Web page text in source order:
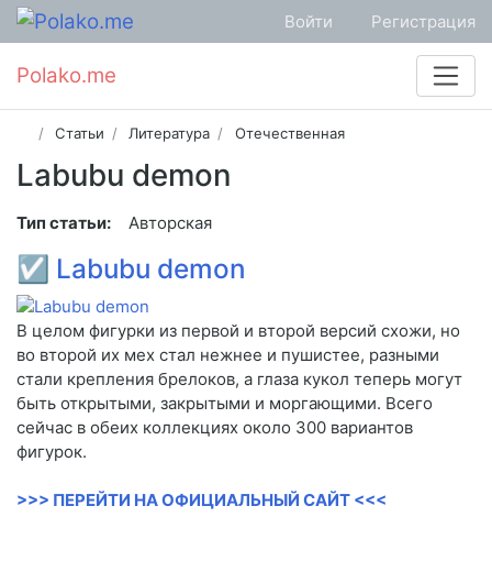
Войти Регистрация
Polako.me
Статьи Литература Отечественная
Labubu demon
Тип статьи: Авторская
☑ Labubu demon
В целом фигурки из первой и второй версий схожи, но
во второй их мех стал нежнее и пушистее, разными
стали крепления брелоков, а глаза кукол теперь могут
быть открытыми, закрытыми и моргающими. Всего
сейчас в обеих коллекциях около 300 вариантов
фигурок.
>>> ПЕРЕЙТИ НА ОФИЦИАЛЬНЫЙ САЙТ <<<